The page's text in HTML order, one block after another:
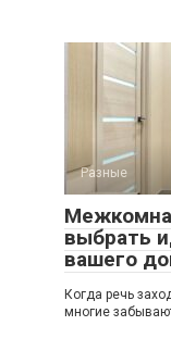
Разные
выбрать
вашего
Когда речь
многие